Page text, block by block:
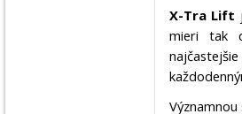
X-Tra Lift
mieri tak